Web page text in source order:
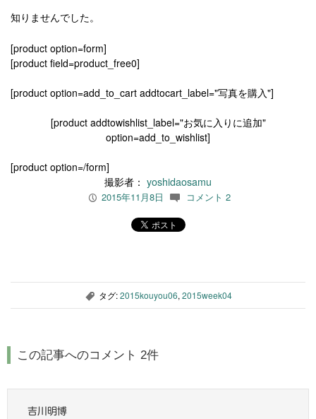
知りませんでした。
[product option=form]
[product field=product_free0]
[product option=add_to_cart addtocart_label="写真を購入"]
[product addtowishlist_label="お気に入りに追加"
option=add_to_wishlist]
[product option=/form]
撮影者： yoshidaosamu
P 2015年11月8日 c コメント 2
, タグ:2015kouyou06, 2015week04
この記事へのコメント 2件
吉川明博